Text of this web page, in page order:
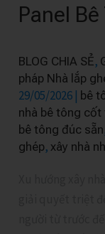
Panel
BLOG CHIA SẺ,
pháp Nhà lắp
29/05/2026 | bê
nhà bê tông cốt
bê tông đúc sẵn
ghép, xây nhà
Lắp
Tấm
Panel
Bê
Tông:
Cứng